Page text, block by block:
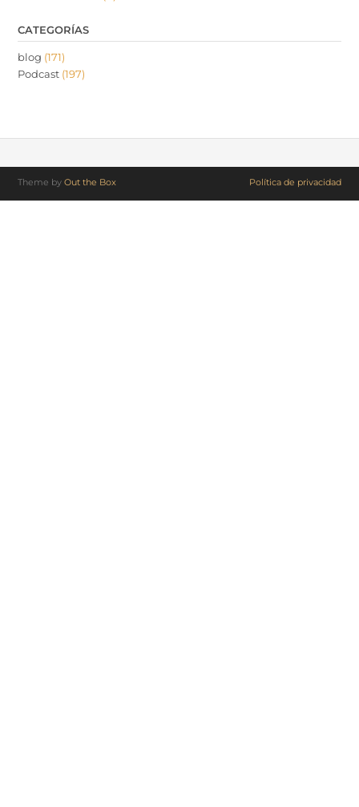
CATEGORÍAS
blog (171)
Podcast (197)
Theme by Out the Box Política de privacidad